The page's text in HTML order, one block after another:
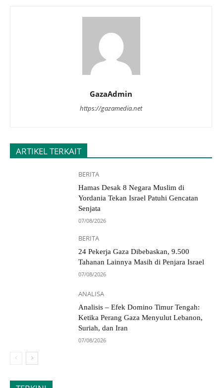
GazaAdmin
https://gazamedia.net
ARTIKEL TERKAIT
BERITA
Hamas Desak 8 Negara Muslim di
Yordania Tekan Israel Patuhi Gencatan
Senjata
07/08/2026
BERITA
24 Pekerja Gaza Dibebaskan, 9.500
Tahanan Lainnya Masih di Penjara Israel
07/08/2026
ANALISA
Analisis – Efek Domino Timur Tengah:
Ketika Perang Gaza Menyulut Lebanon,
Suriah, dan Iran
07/08/2026